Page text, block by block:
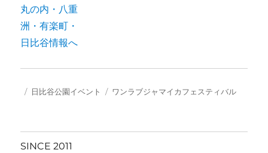
投 カ
ー
日比谷公園イベント
タ
ワンラブジャマイカフェスティバル
SINCE 2011